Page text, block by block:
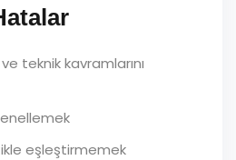
teknik kavramlarını
eşleştirmemek